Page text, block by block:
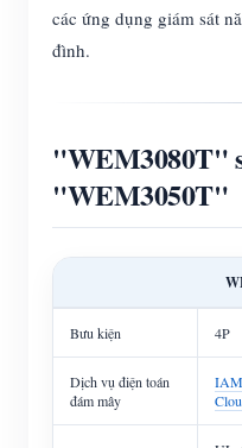
các ứng dụng giám sát
đình.
"WEM3080T"
"WEM3050T"
Bưu kiện 4P
Dịch vụ điện toán
đám mây